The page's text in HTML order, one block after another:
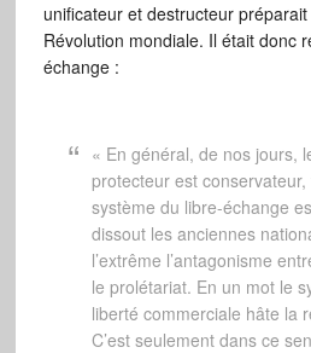
unificateur et destructeur préparait
Révolution mondiale. Il était donc
échange :
« En général, de nos jours,
protecteur est
système du libre-échange
dissout les anciennes
l’extrême l’antagonisme
le prolétariat. En un mot le
liberté commerciale hâte la
C’est seulement dans ce